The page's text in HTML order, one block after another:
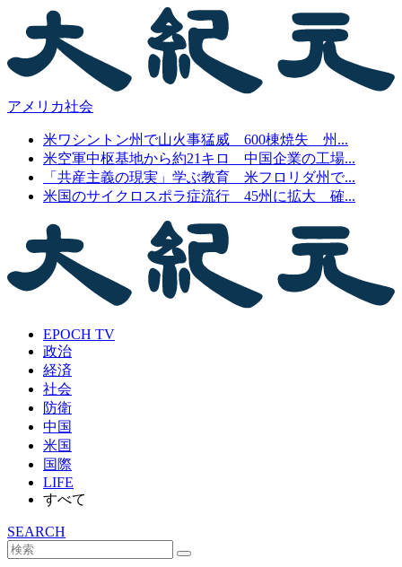
アメリカ社会
米ワシントン州で山火事猛威 600棟焼失 州...
米空軍中枢基地から約21キロ 中国企業の工場...
「共産主義の現実」学ぶ教育 米フロリダ州で...
米国のサイクロスポラ症流行 45州に拡大 確...
EPOCH TV
政治
経済
社会
防衛
中国
米国
国際
LIFE
すべて
SEARCH